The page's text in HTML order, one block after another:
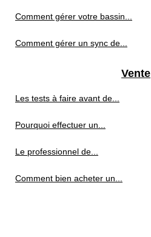
Comment gérer votre bassin...
Comment gérer un sync de...
Vente
Les tests à faire avant de...
Pourquoi effectuer un...
Le professionnel de...
Comment bien acheter un...